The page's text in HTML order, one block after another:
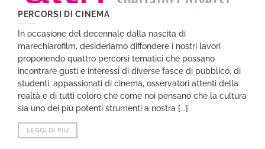
PERCORSI DI CINEMA
In occasione del decennale dalla nascita di
marechiarofilm, desideriamo diffondere i nostri lavori
proponendo quattro percorsi tematici che possano
incontrare gusti e interessi di diverse fasce di pubblico, di
studenti, appassionati di cinema, osservatori attenti della
realtà e di tutti coloro che come noi pensano che la cultura
sia uno dei più potenti strumenti a nostra [...]
LEGGI DI PIÙ